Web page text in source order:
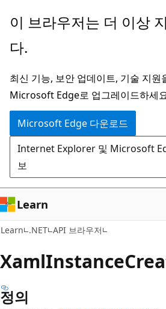
주
콘
츠
로
건
너
뛰
기
페
지
탐
색
으
로
건
너
뛰
기
이 브라우저는 더 이상
다.
최신 기능, 보안 업데이트, 기술 지원
Microsoft Edge로 업그레이드하세
Microsoft Edge 다운로드
Internet Explorer 및 Microsoft
보
Learn
Learn .NET API 브라우저
XamlInstance
정의